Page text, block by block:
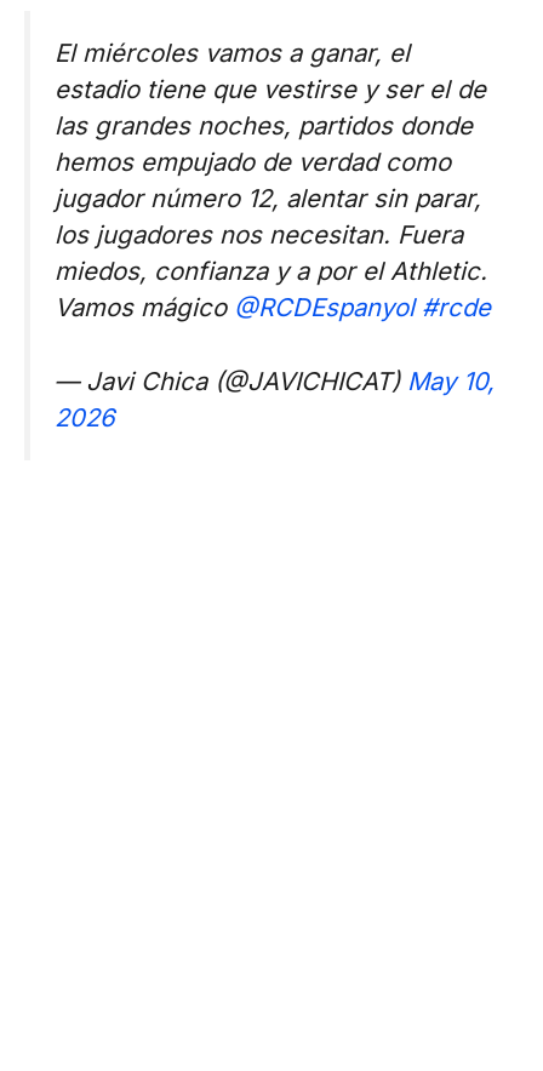
El miércoles vamos a ganar, el
estadio tiene que vestirse y ser el de
las grandes noches, partidos donde
hemos empujado de verdad como
jugador número 12, alentar sin parar,
los jugadores nos necesitan. Fuera
miedos, confianza y a por el Athletic.
Vamos mágico @RCDEspanyol #rcde
— Javi Chica (@JAVICHICAT) May 10,
2026